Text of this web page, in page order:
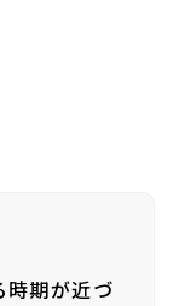
時期が近づ